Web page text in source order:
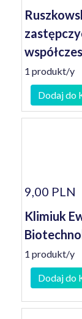
1 produkt/y
Dodaj do
9,00 PLN
Klimiuk
1 produkt/y
Dodaj do